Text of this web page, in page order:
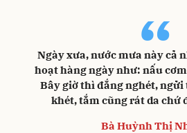
“
Ngày xưa, nước mưa này cả
hoạt hàng ngày như: nấu
Bây giờ thì đắng nghét,
khét, tắm cũng rát da chứ
Bà Huỳnh Thị